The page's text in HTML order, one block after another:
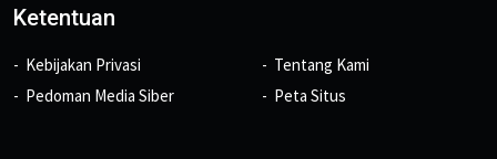
Ketentuan
Kebijakan Privasi
Pedoman Media Siber
Tentang Kami
Peta Situs